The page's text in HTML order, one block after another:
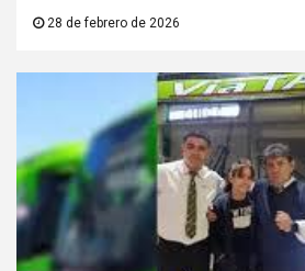
28 de febrero de 2026